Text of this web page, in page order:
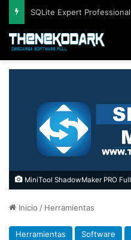
MiniTool ShadowMaker PRO Full
Inicio / Herramientas
Herramientas Software